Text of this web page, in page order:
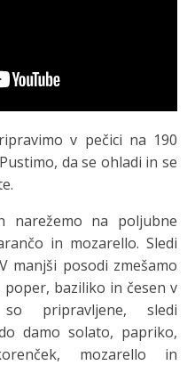
v pečici na 190
da se ohladi in se
narežemo na poljubne
in mozarello. Sledi
manjši posodi zmešamo
baziliko in česen v
pripravljene, sledi
damo solato, papriko,
mozarello in